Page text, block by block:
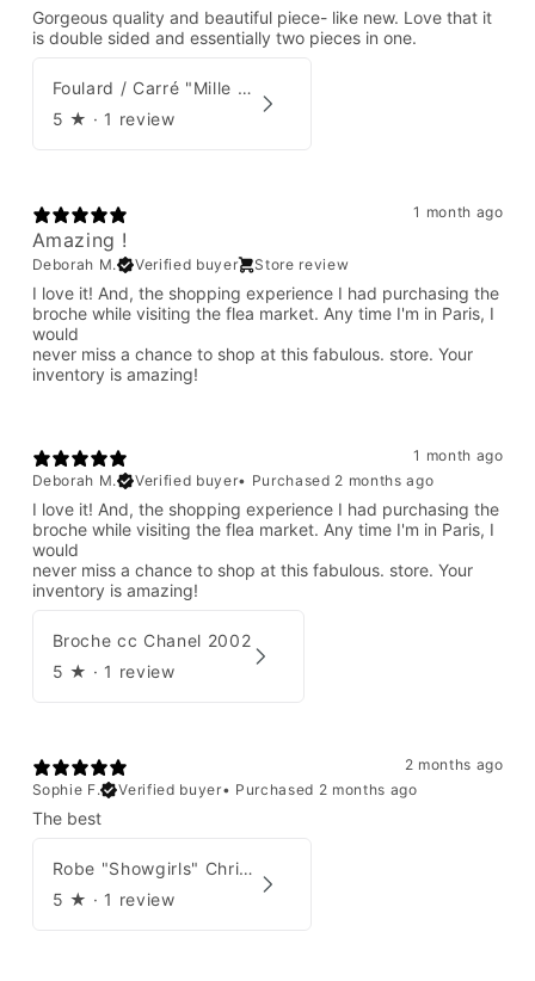
Gorgeous quality and beautiful piece- like new. Love that it
is double sided and essentially two pieces in one.
Foulard / Carré "Mille Feuilles de Soie" Hermès par Natsuno Hidaka
5 ★ · 1 review
1 month ago
Amazing !
Deborah M. Verified buyer Store review
I love it! And, the shopping experience I had purchasing the
broche while visiting the flea market. Any time I'm in Paris, I
would
never miss a chance to shop at this fabulous. store. Your
inventory is amazing!
1 month ago
Deborah M.
Verified buyer• Purchased 2 months ago
I love it! And, the shopping experience I had purchasing the
broche while visiting the flea market. Any time I'm in Paris, I
would
never miss a chance to shop at this fabulous. store. Your
inventory is amazing!
Broche cc Chanel 2002
5 ★ · 1 review
2 months ago
Sophie F.
Verified buyer• Purchased 2 months ago
The best
Robe "Showgirls" Christian Dior par John Galliano Été 2003
5 ★ · 1 review